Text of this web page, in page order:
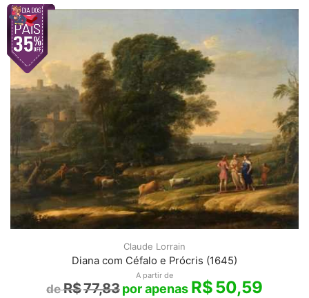
Claude Lorrain
Diana com Céfalo e Prócris (1645)
A partir de
R$77,83 R$50,59